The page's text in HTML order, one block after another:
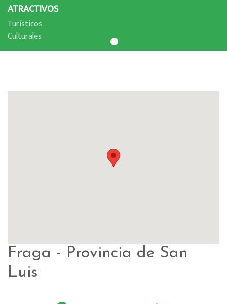
ATRACTIVOS
Turí­sticos
Culturales
Fraga - Provincia de San
Luis